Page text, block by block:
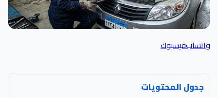
واتسابفيسبوك
جدول المحتويات